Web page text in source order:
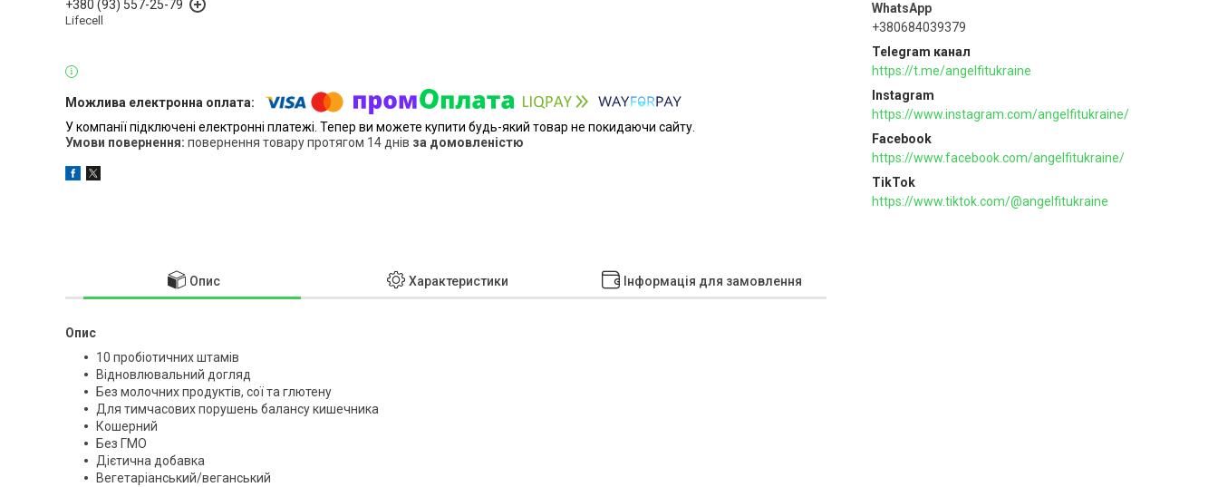
+380684039379
Telegram канал
https://t.me/angelfitukraine
Instagram
https://www.instagram.com/angelfitukraine/
Facebook
https://www.facebook.com/angelfitukraine/
TikTok
https://www.tiktok.com/@angelfitukraine
+380 (93) 557-25-79
Lifecell
У компанії підключені електронні платежі. Тепер ви можете купити будь-який товар не покидаючи сайту.
повернення товару протягом 14 днів за домовленістю
Опис Характеристики Інформація для замовлення
Опис
10 пробіотичних штамів
Відновлювальний догляд
Без молочних продуктів, сої та глютену
Для тимчасових порушень балансу кишечника
Кошерний
Без ГМО
Дієтична добавка
Вегетаріанський/веганський